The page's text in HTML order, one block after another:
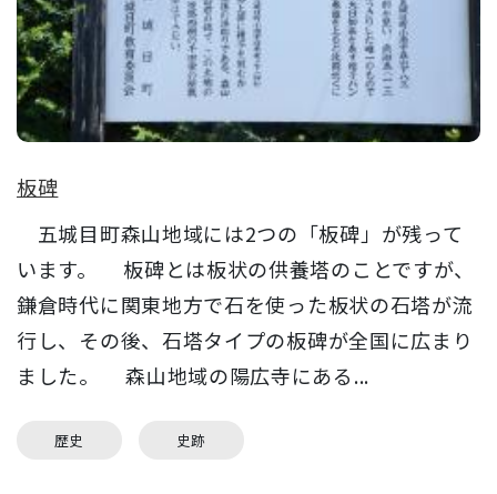
板碑
五城目町森山地域には2つの「板碑」が残って
います。 板碑とは板状の供養塔のことですが、
鎌倉時代に関東地方で石を使った板状の石塔が流
行し、その後、石塔タイプの板碑が全国に広まり
ました。 森山地域の陽広寺にある...
歴史 史跡